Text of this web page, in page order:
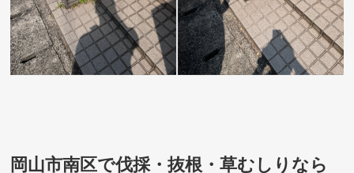
岡山市南区で伐採・抜根・草むしりなら